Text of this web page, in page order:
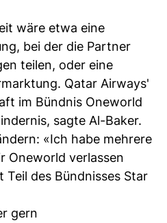
wäre etwa eine
bei der die Partner
teilen, oder eine
Qatar Airways'
im Bündnis Oneworld
sagte Al-Baker.
«Ich habe mehrere
Oneworld verlassen
des Bündnisses Star
gern